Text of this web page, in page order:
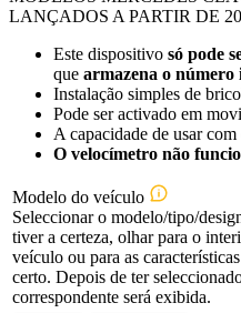
LANÇADOS A PARTIR DE
Este dispositivo só pode
que armazena o número
Instalação simples de
Pode ser activado em
A capacidade de usar
O velocímetro não
Modelo do veículo
Seleccionar o modelo/tipo/
tiver a certeza, olhar para o
veículo ou para as
certo. Depois de ter
correspondente será exibida.